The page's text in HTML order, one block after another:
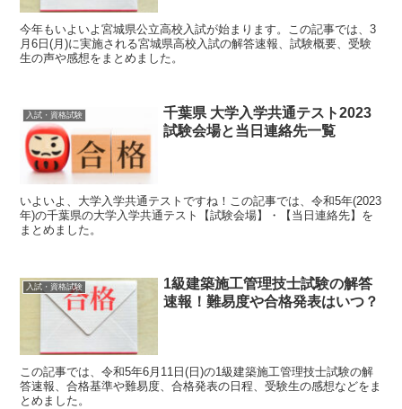
今年もいよいよ宮城県公立高校入試が始まります。この記事では、3
月6日(月)に実施される宮城県高校入試の解答速報、試験概要、受験
生の声や感想をまとめました。
入試・資格試験
千葉県 大学入学共通テスト2023
試験会場と当日連絡先一覧
いよいよ、大学入学共通テストですね！この記事では、令和5年(2023
年)の千葉県の大学入学共通テスト【試験会場】・【当日連絡先】を
まとめました。
入試・資格試験
1級建築施工管理技士試験の解答
速報！難易度や合格発表はいつ？
この記事では、令和5年6月11日(日)の1級建築施工管理技士試験の解
答速報、合格基準や難易度、合格発表の日程、受験生の感想などをま
とめました。